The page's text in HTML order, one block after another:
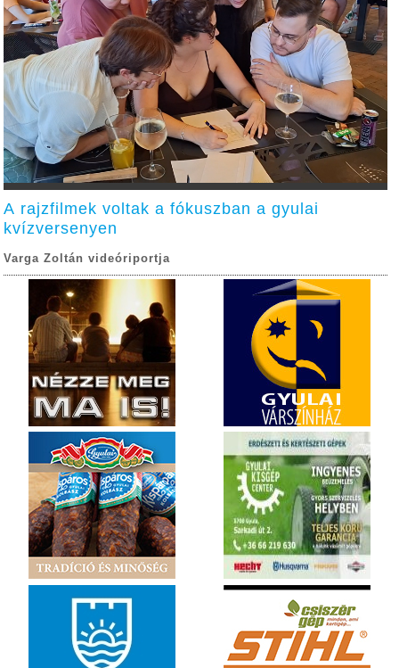
A rajzfilmek voltak a fókuszban a gyulai
kvízversenyen
Varga Zoltán videóriportja